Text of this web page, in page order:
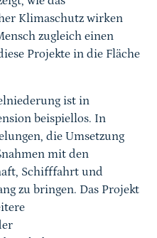
Klimaschutz wirken
zugleich einen
Projekte in die Fläche
ist in
beispiellos. In
die Umsetzung
mit den
Schifffahrt und
zu bringen. Das Projekt